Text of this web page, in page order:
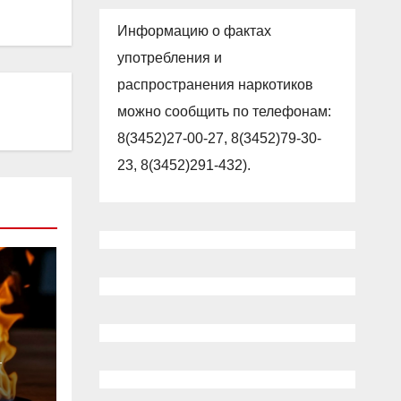
Информацию о фактах
употребления и
распространения наркотиков
можно сообщить по телефонам:
8(3452)27-00-27, 8(3452)79-30-
23, 8(3452)291-432).